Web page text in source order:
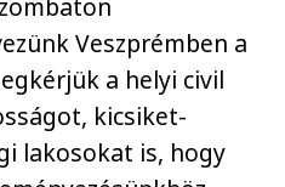
Veszprémben a
a helyi civil
kicsiket-
lakosokat is, hogy